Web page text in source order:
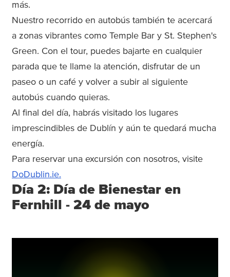
más.
Nuestro recorrido en autobús también te acercará
a zonas vibrantes como Temple Bar y St. Stephen's
Green. Con el tour, puedes bajarte en cualquier
parada que te llame la atención, disfrutar de un
paseo o un café y volver a subir al siguiente
autobús cuando quieras.
Al final del día, habrás visitado los lugares
imprescindibles de Dublín y aún te quedará mucha
energía.
Para reservar una excursión con nosotros, visite
DoDublin.ie.
Día 2: Día de Bienestar en
Fernhill - 24 de mayo